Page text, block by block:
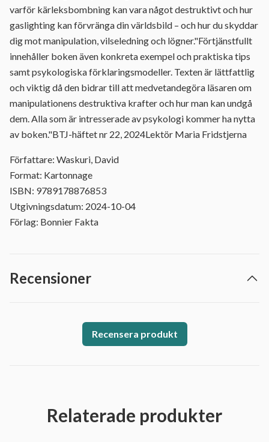
varför kärleksbombning kan vara något destruktivt och hur
gaslighting kan förvränga din världsbild – och hur du skyddar
dig mot manipulation, vilseledning och lögner."Förtjänstfullt
innehåller boken även konkreta exempel och praktiska tips
samt psykologiska förklaringsmodeller. Texten är lättfattlig
och viktig då den bidrar till att medvetandegöra läsaren om
manipulationens destruktiva krafter och hur man kan undgå
dem. Alla som är intresserade av psykologi kommer ha nytta
av boken."BTJ-häftet nr 22, 2024Lektör Maria Fridstjerna
Författare: Waskuri, David
Format: Kartonnage
ISBN: 9789178876853
Utgivningsdatum: 2024-10-04
Förlag: Bonnier Fakta
Recensioner
Recensera produkt
Relaterade produkter